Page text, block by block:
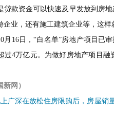
贷款资金可以快速及早发放到房
企业，还有施工建筑企业等，这
月16日，“白名单”房地产项目已
过4万亿元。为做好房地产项目
新 网）
广深在放松住房限购后，房屋销